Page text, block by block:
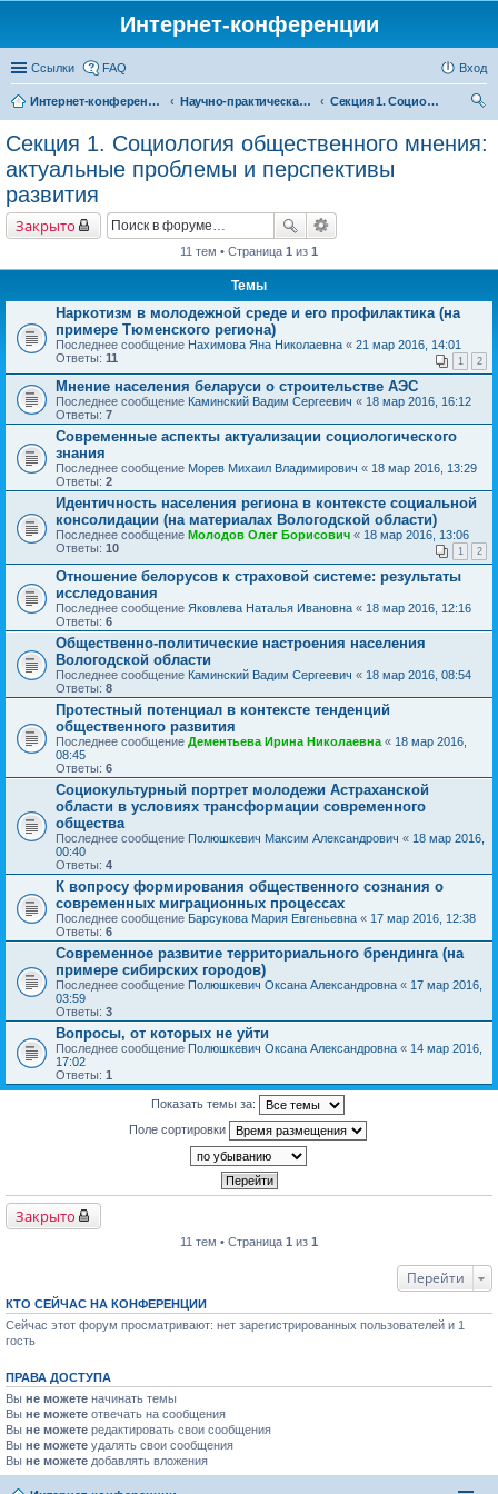
Интернет-конференции
Ссылки FAQ Вход
Интернет-конференции Научно-практическая интернет-конференция «Глобальные вызовы и региональное развитие в зеркале социологических измерений»
Секция 1. Социология общественного мнения: актуальные проблемы и перспективы развития
ск
Секция 1. Социология общественного мнения:
актуальные проблемы и перспективы
развития
Закрыто
11 тем • Страница 1 из 1
Темы
Наркотизм в молодежной среде и его профилактика (на
примере Тюменского региона)
Последнее сообщение Нахимова Яна Николаевна « 21 мар 2016, 14:01
Ответы: 11 1 2
Мнение населения беларуси о строительстве АЭС
Последнее сообщение Каминский Вадим Сергеевич « 18 мар 2016, 16:12
Ответы: 7
Современные аспекты актуализации социологического
знания
Последнее сообщение Морев Михаил Владимирович « 18 мар 2016, 13:29
Ответы: 2
Идентичность населения региона в контексте социальной
консолидации (на материалах Вологодской области)
Последнее сообщение Молодов Олег Борисович « 18 мар 2016, 13:06
Ответы: 10 1 2
Отношение белорусов к страховой системе: результаты
исследования
Последнее сообщение Яковлева Наталья Ивановна « 18 мар 2016, 12:16
Ответы: 6
Общественно-политические настроения населения
Вологодской области
Последнее сообщение Каминский Вадим Сергеевич « 18 мар 2016, 08:54
Ответы: 8
Протестный потенциал в контексте тенденций
общественного развития
Последнее сообщение Дементьева Ирина Николаевна « 18 мар 2016,
08:45
Ответы: 6
Социокультурный портрет молодежи Астраханской
области в условиях трансформации современного
общества
Последнее сообщение Полюшкевич Максим Александрович « 18 мар 2016,
00:40
Ответы: 4
К вопросу формирования общественного сознания о
современных миграционных процессах
Последнее сообщение Барсукова Мария Евгеньевна « 17 мар 2016, 12:38
Ответы: 6
Современное развитие территориального брендинга (на
примере сибирских городов)
Последнее сообщение Полюшкевич Оксана Александровна « 17 мар 2016,
03:59
Ответы: 3
Вопросы, от которых не уйти
Последнее сообщение Полюшкевич Оксана Александровна « 14 мар 2016,
17:02
Ответы: 1
Показать темы за:
Поле сортировки
Закрыто
11 тем • Страница 1 из 1
Перейти
КТО СЕЙЧАС НА КОНФЕРЕНЦИИ
Сейчас этот форум просматривают: нет зарегистрированных пользователей и 1
гость
ПРАВА ДОСТУПА
Вы не можете начинать темы
Вы не можете отвечать на сообщения
Вы не можете редактировать свои сообщения
Вы не можете удалять свои сообщения
Вы не можете добавлять вложения